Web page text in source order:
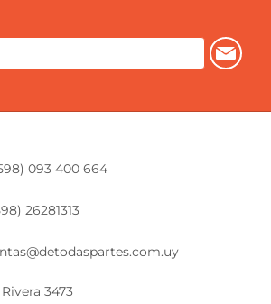
093 400 664
26281313
3473